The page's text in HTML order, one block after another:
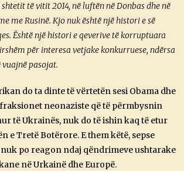
të vitit 2014, në luftën në Donbas dhe në
me Rusinë. Kjo nuk është një histori e së
Është një histori e qeverive të korruptuara
për interesa vetjake konkurruese, ndërsa
pasojat.
do ta dinte të vërtetën sesi Obama dhe
neonaziste që të përmbysnin
të Ukrainës, nuk do të ishin kaq të etur
e Tretë Botërore. E them këtë, sepse
po reagon ndaj qëndrimeve ushtarake
në Urkainë dhe Europë.